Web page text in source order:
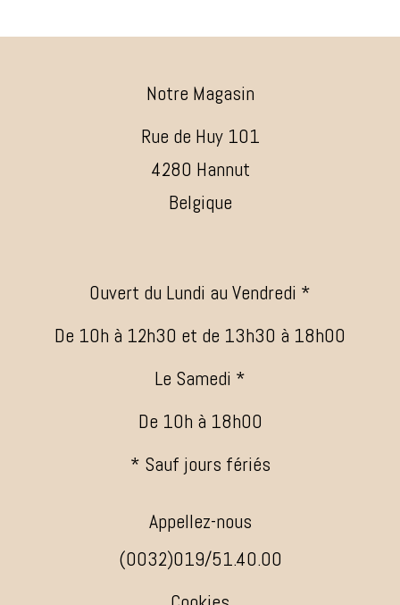
Notre Magasin
Rue de Huy 101
4280 Hannut
Belgique
Ouvert du Lundi au Vendredi *
De 10h à 12h30 et de 13h30 à 18h00
Le Samedi *
De 10h à 18h00
* Sauf jours fériés
Appellez-nous
(0032)019/51.40.00